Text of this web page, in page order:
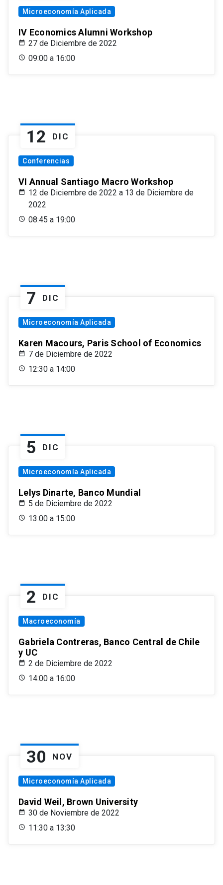
Microeconomía Aplicada
IV Economics Alumni Workshop
27 de Diciembre de 2022
09:00 a 16:00
12 DIC
Conferencias
VI Annual Santiago Macro Workshop
12 de Diciembre de 2022 a 13 de Diciembre de
2022
08:45 a 19:00
7 DIC
Microeconomía Aplicada
Karen Macours, Paris School of Economics
7 de Diciembre de 2022
12:30 a 14:00
5 DIC
Microeconomía Aplicada
Lelys Dinarte, Banco Mundial
5 de Diciembre de 2022
13:00 a 15:00
2 DIC
Macroeconomía
Gabriela Contreras, Banco Central de Chile
y UC
2 de Diciembre de 2022
14:00 a 16:00
30 NOV
Microeconomía Aplicada
David Weil, Brown University
30 de Noviembre de 2022
11:30 a 13:30